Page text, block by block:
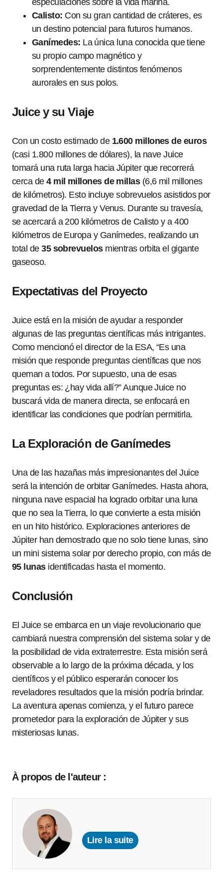
especulaciones sobre la vida marina.
Calisto: Con su gran cantidad de cráteres, es
un destino potencial para futuros humanos.
Ganímedes: La única luna conocida que tiene
su propio campo magnético y
sorprendentemente distintos fenómenos
aurorales en sus polos.
Juice y su Viaje
Con un costo estimado de 1.600 millones de euros
(casi 1.800 millones de dólares), la nave Juice
tomará una ruta larga hacia Júpiter que recorrerá
cerca de4 mil millones de millas(6,6 mil millones
de kilómetros). Esto incluye sobrevuelos asistidos por
gravedad de la Tierra y Venus. Durante su travesía,
se acercará a 200 kilómetros de Calisto y a 400
kilómetros de Europa y Ganímedes, realizando un
total de35 sobrevuelosmientras orbita el gigante
gaseoso.
Expectativas del Proyecto
Juice está en la misión de ayudar a responder
algunas de las preguntas científicas más intrigantes.
Como mencionó el director de la ESA,“Es una
misión que responde preguntas científicas que nos
queman a todos. Por supuesto, una de esas
preguntas es: ¿hay vida allí?”Aunque Juice no
buscará vida de manera directa, se enfocará en
identificar las condiciones que podrían permitirla.
La Exploración de Ganímedes
Una de las hazañas más impresionantes del Juice
será la intención de orbitar Ganímedes. Hasta ahora,
ninguna nave espacial ha logrado orbitar una luna
que no sea la Tierra, lo que convierte a esta misión
en un hito histórico. Exploraciones anteriores de
Júpiter han demostrado que no solo tiene lunas, sino
un mini sistema solar por derecho propio, con más de
95 lunasidentificadas hasta el momento.
Conclusión
El Juice se embarca en un viaje revolucionario que
cambiará nuestra comprensión del sistema solar y de
la posibilidad de vida extraterrestre. Esta misión será
observable a lo largo de la próxima década, y los
científicos y el público esperarán conocer los
reveladores resultados que la misión podría brindar.
La aventura apenas comienza, y el futuro parece
prometedor para la exploración de Júpiter y sus
misteriosas lunas.
À propos de l'auteur :
Lire la suite